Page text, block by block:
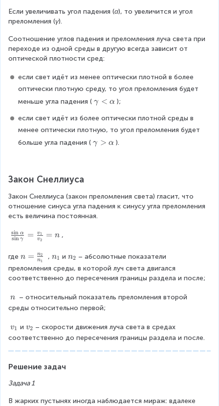
d
{
a
li
g
n
e
Если увеличивать угол падения (α), то увеличится и угол
преломления (γ).
Соотношение углов падения и преломления луча света при
переходе из одной среды в другую всегда зависит от
оптической плотности сред:
если свет идёт из менее оптически плотной в более
оптически плотную среду, то угол преломления будет
меньше угла падения ( \
a
m
m
a
h
a
γ < α );
если свет идёт из более оптически плотной среды в
менее оптически плотную, то угол преломления будет
больше угла падения ( \
>
\
al
γ > α ).
Закон Снеллиуса
Закон Снеллиуса (закон преломления света) гласит, что
отношение синуса угла падения к синусу угла преломления
есть величина постоянная.
\f
a
{
si
\
al
h
a
}
{
\
n
sin γ
sin α = v2
v1 = n ,
где n
=
\
a
c
n
_
}
{
_
}
n = n1
n2 , n
_
1
n1 и n
_
2
n2 – абсолютные показатели
преломления среды, в которой луч света двигался
соответственно до пересечения границы раздела и после;
\
\
n – относительный показатель преломления второй
среды относительно первой;
v
_
v1 и v
_
v2 – скорости движения луча света в средах
соответственно до пересечения границы раздела и после.
Решение задач
Задача 1
В жарких пустынях иногда наблюдается мираж: вдалеке